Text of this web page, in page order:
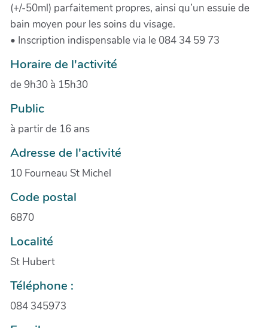
(+/-50ml) parfaitement propres, ainsi qu’un essuie de
bain moyen pour les soins du visage.
• Inscription indispensable via le 084 34 59 73
Horaire de l'activité
de 9h30 à 15h30
Public
à partir de 16 ans
Adresse de l'activité
10 Fourneau St Michel
Code postal
6870
Localité
St Hubert
Téléphone :
084 345973